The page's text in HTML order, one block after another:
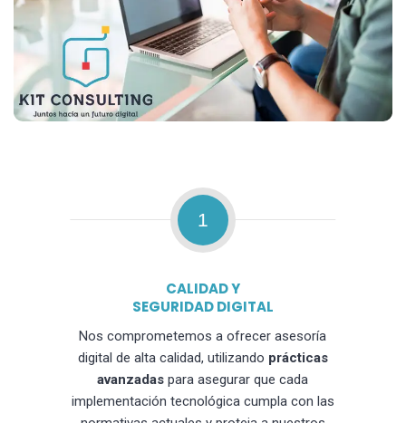
1
CALIDAD Y
SEGURIDAD DIGITAL
Nos comprometemos a ofrecer asesoría
digital de alta calidad, utilizando prácticas
avanzadas para asegurar que cada
implementación tecnológica cumpla con las